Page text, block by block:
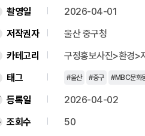
촬영일
2026-04-01
저작권자
울산 중구청
카테고리
구정홍보사진>환경>
태그
#울산 #중구 #MBC문화
등록일
2026-04-02
조회수
50